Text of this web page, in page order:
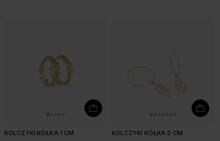
KOLCZYKI KÓŁKA 1 CM
KOLCZYKI KÓŁKA 2 CM